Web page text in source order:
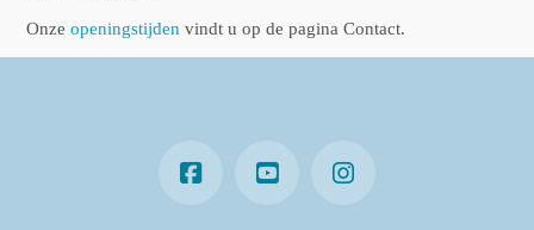
Onzeopeningstijden vindt u op de pagina Contact.